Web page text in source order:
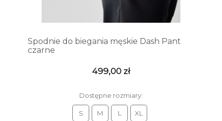
Spodnie do biegania męskie Dash Pant
czarne
499,00 zł
Dostępne rozmiary:
S M L XL